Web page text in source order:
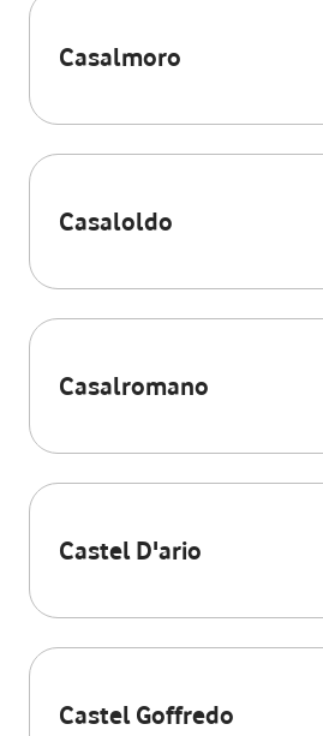
Casalmoro
Casaloldo
Casalromano
Castel D'ario
Castel Goffredo